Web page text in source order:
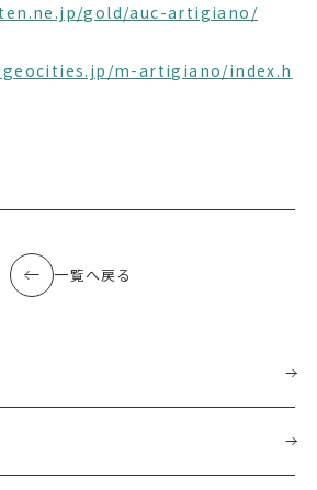
gold/auc-artigiano/
m-artigiano/index.h
一覧へ戻る